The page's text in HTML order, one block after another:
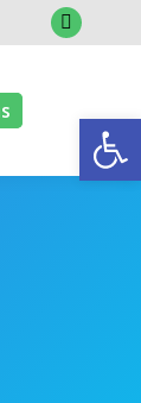
Facebook
new